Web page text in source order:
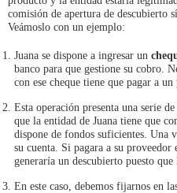
comisión de apertura de descubierto
Veámoslo con un ejemplo:
Juana se dispone a ingresar un
banco para que gestione su cobro.
con ese cheque tiene que pagar a un
Esta operación presenta una serie de
que la entidad de Juana tiene que
dispone de fondos suficientes.
su cuenta. Si pagara a su
generaría un descubierto puesto
En este caso, debemos fijarnos en